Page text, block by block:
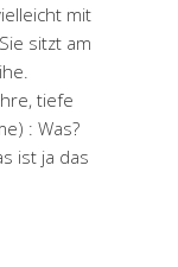
mit
sitzt am
tiefe
: Was?
ist ja das